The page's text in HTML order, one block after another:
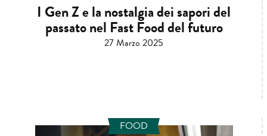
I Gen Z e la nostalgia dei sapori del
passato nel Fast Food del futuro
27 Marzo 2025
FOOD